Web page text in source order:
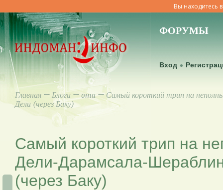
Вы находитесь
ФОРУМЫ
Вход
Главная ↔ Блоги ↔oma↔ Самый короткий трип на
Дели (через Баку)
Самый короткий трип на
Дели-Дарамсала-
(через Баку)